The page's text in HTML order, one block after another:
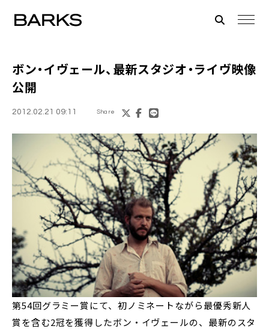
ボン・イヴェール、最新スタジオ・ライヴ映像
公開
2012.02.21 09:11 Share
第54回グラミー賞にて、初ノミネートながら最優秀新人
賞を含む2冠を獲得したボン・イヴェールの、最新のスタ